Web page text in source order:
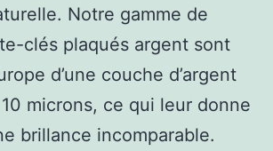
Notre gamme de
clés plaqués argent sont
d’une couche d’argent
microns, ce qui leur donne
brillance incomparable.